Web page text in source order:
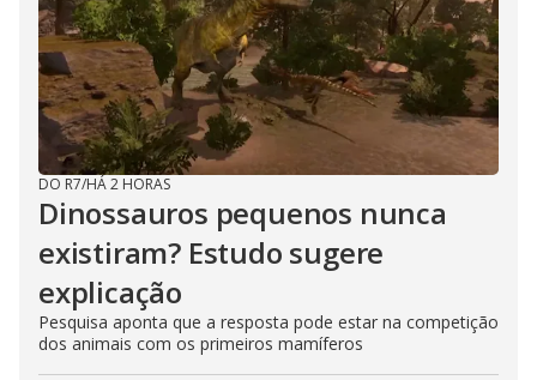
DO R7/HÁ 2 HORAS
Dinossauros pequenos nunca
existiram? Estudo sugere
explicação
Pesquisa aponta que a resposta pode estar na competição
dos animais com os primeiros mamíferos